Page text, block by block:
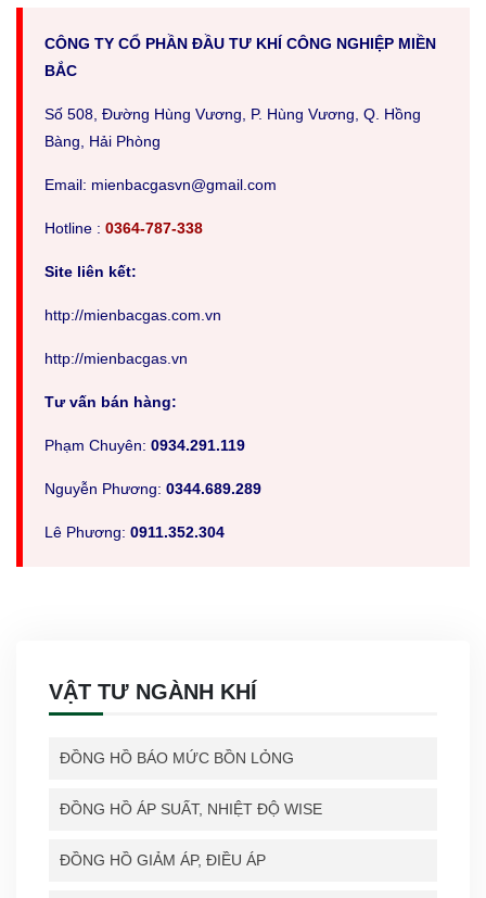
CÔNG TY CỔ PHẦN ĐẦU TƯ KHÍ CÔNG NGHIỆP MIỀN
BẮC
Số 508, Đường Hùng Vương, P. Hùng Vương, Q. Hồng
Bàng, Hải Phòng
Email: mienbacgasvn@gmail.com
Hotline : 0364-787-338
Site liên kết:
http://mienbacgas.com.vn
http://mienbacgas.vn
Tư vấn bán hàng:
Phạm Chuyên: 0934.291.119
Nguyễn Phương: 0344.689.289
Lê Phương: 0911.352.304
VẬT TƯ NGÀNH KHÍ
ĐỒNG HỒ BÁO MỨC BỒN LỎNG
ĐỒNG HỒ ÁP SUẤT, NHIỆT ĐỘ WISE
ĐỒNG HỒ GIẢM ÁP, ĐIỀU ÁP